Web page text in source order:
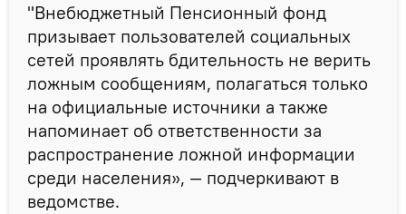
"Внебюджетный Пенсионный фонд
призывает пользователей социальных
сетей проявлять бдительность не верить
ложным сообщениям, полагаться только
на официальные источники а также
напоминает об ответственности за
распространение ложной информации
среди населения», — подчеркивают в
ведомстве.